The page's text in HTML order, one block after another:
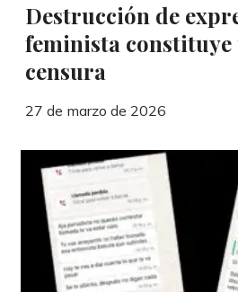
Destrucción de
feminista constituye
censura
27 de marzo de 2026